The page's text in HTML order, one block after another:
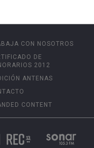
CON NOSOTROS
DE
2012
ANTENAS
CONTENT